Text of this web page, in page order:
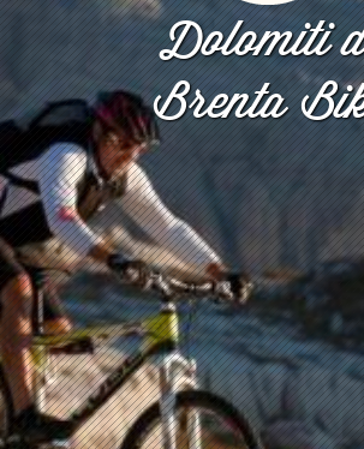
Dolomiti
Brenta